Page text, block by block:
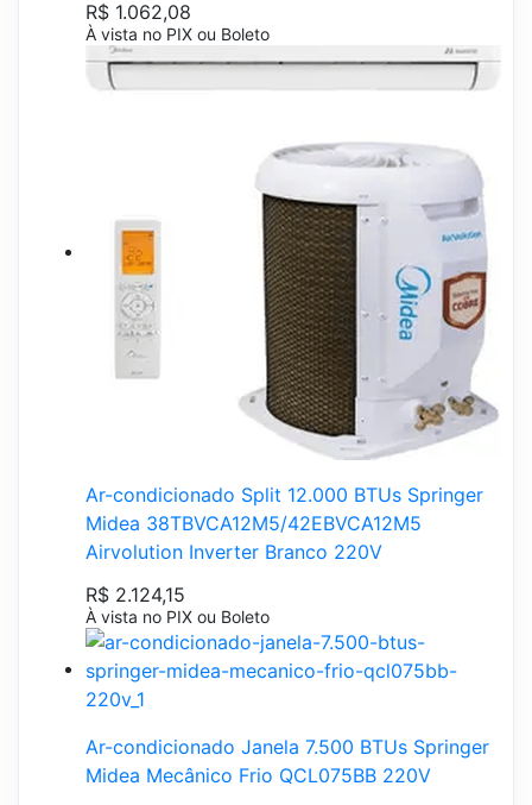
R$ 1.062,08
À vista no PIX ou Boleto
Ar-condicionado Split 12.000 BTUs Springer
Midea 38TBVCA12M5/42EBVCA12M5
Airvolution Inverter Branco 220V
R$ 2.124,15
À vista no PIX ou Boleto
Ar-condicionado Janela 7.500 BTUs Springer
Midea Mecânico Frio QCL075BB 220V